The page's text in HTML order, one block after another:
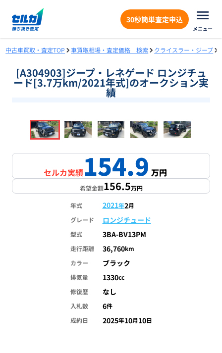
30秒簡単査定申込
メニュー
中古車買取・査定TOP 車買取相場・査定価格 検索 クライスラー・ジープ
[A304903]ジープ・レネゲード ロンジチュ
ード[3.7万km/2021年式]のオークション実
績
1/18
セルカ実績154.9万円
希望金額156.5万円
年式 2021年2月
グレード
ロンジチュード
型式 3BA-BV13PM
走行距離 36,760km
カラー
ブラック
排気量 1330cc
修復歴
なし
入札数 6件
成約日
2025年10月10日